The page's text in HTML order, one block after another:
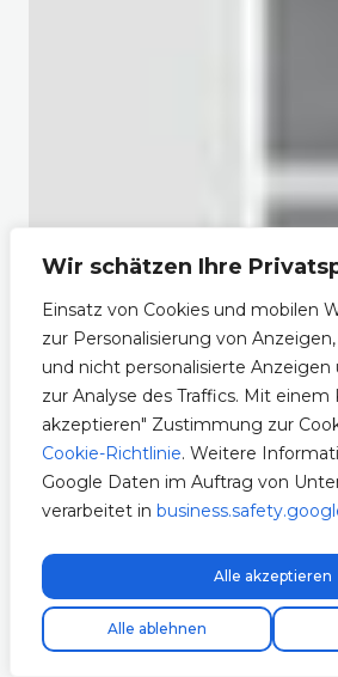
Wir schätzen Ihre
Einsatz von Cookies und mobilen
zur Personalisierung von
und nicht personalisierte Anzeigen
zur Analyse des Traffics. Mit einem
akzeptieren" Zustimmung zur
Cookie-Richtlinie. Weitere
Google Daten im Auftrag von
verarbeitet in
Alle ablehnen
Alle akzeptieren
Kostenloser